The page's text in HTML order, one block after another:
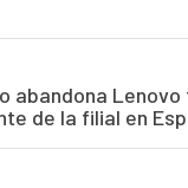
abandona
de la filial en